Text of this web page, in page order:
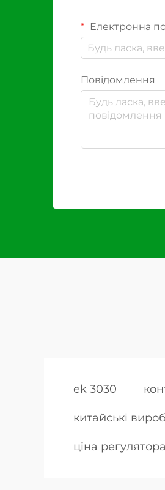
Електронна
Повідомлення
ek 3030
китайські
ціна